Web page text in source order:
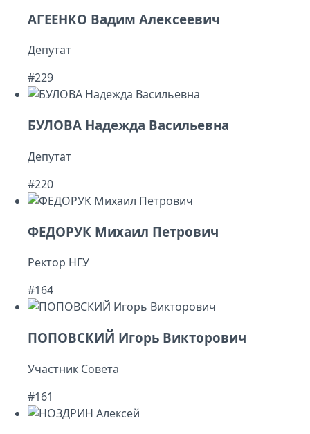
АГЕЕНКО Вадим Алексеевич
Депутат
#229
БУЛОВА Надежда Васильевна
Депутат
#220
ФЕДОРУК Михаил Петрович
Ректор НГУ
#164
ПОПОВСКИЙ Игорь Викторович
Участник Совета
#161